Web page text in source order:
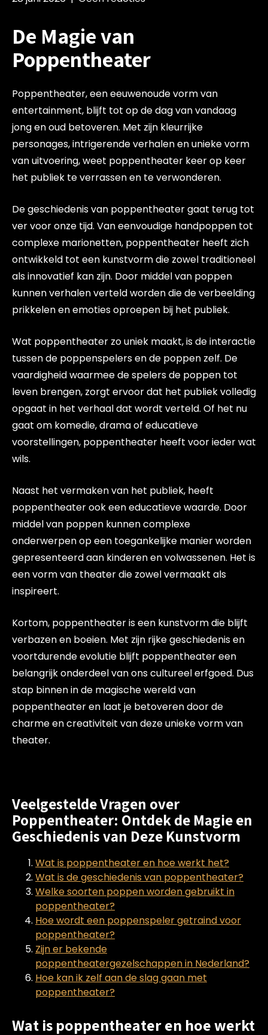
De Magie van
Poppentheater
Poppentheater, een eeuwenoude vorm van
entertainment, blijft tot op de dag van vandaag
jong en oud betoveren. Met zijn kleurrijke
personages, intrigerende verhalen en unieke vorm
van uitvoering, weet poppentheater keer op keer
het publiek te verrassen en te verwonderen.
De geschiedenis van poppentheater gaat terug tot
ver voor onze tijd. Van eenvoudige handpoppen tot
complexe marionetten, poppentheater heeft zich
ontwikkeld tot een kunstvorm die zowel traditioneel
als innovatief kan zijn. Door middel van poppen
kunnen verhalen verteld worden die de verbeelding
prikkelen en emoties oproepen bij het publiek.
Wat poppentheater zo uniek maakt, is de interactie
tussen de poppenspelers en de poppen zelf. De
vaardigheid waarmee de spelers de poppen tot
leven brengen, zorgt ervoor dat het publiek volledig
opgaat in het verhaal dat wordt verteld. Of het nu
gaat om komedie, drama of educatieve
voorstellingen, poppentheater heeft voor ieder wat
wils.
Naast het vermaken van het publiek, heeft
poppentheater ook een educatieve waarde. Door
middel van poppen kunnen complexe
onderwerpen op een toegankelijke manier worden
gepresenteerd aan kinderen en volwassenen. Het is
een vorm van theater die zowel vermaakt als
inspireert.
Kortom, poppentheater is een kunstvorm die blijft
verbazen en boeien. Met zijn rijke geschiedenis en
voortdurende evolutie blijft poppentheater een
belangrijk onderdeel van ons cultureel erfgoed. Dus
stap binnen in de magische wereld van
poppentheater en laat je betoveren door de
charme en creativiteit van deze unieke vorm van
theater.
Veelgestelde Vragen over
Poppentheater: Ontdek de Magie en
Geschiedenis van Deze Kunstvorm
Wat is poppentheater en hoe werkt het?
Wat is de geschiedenis van poppentheater?
Welke soorten poppen worden gebruikt in
poppentheater?
Hoe wordt een poppenspeler getraind voor
poppentheater?
Zijn er bekende
poppentheatergezelschappen in Nederland?
Hoe kan ik zelf aan de slag gaan met
poppentheater?
Wat is poppentheater en hoe werkt